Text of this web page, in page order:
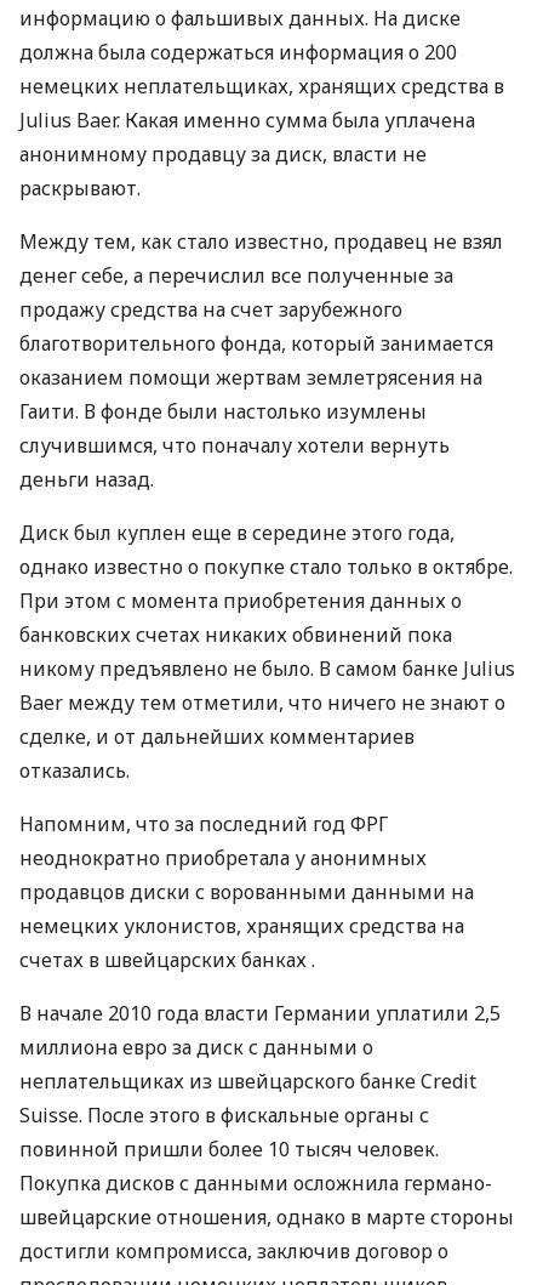
информацию о фальшивых данных. На диске
должна была содержаться информация о 200
немецких неплательщиках, хранящих средства в
Julius Baer. Какая именно сумма была уплачена
анонимному продавцу за диск, власти не
раскрывают.
Между тем, как стало известно, продавец не взял
денег себе, а перечислил все полученные за
продажу средства на счет зарубежного
благотворительного фонда, который занимается
оказанием помощи жертвам землетрясения на
Гаити. В фонде были настолько изумлены
случившимся, что поначалу хотели вернуть
деньги назад.
Диск был куплен еще в середине этого года,
однако известно о покупке стало только в октябре.
При этом с момента приобретения данных о
банковских счетах никаких обвинений пока
никому предъявлено не было. В самом банке Julius
Baer между тем отметили, что ничего не знают о
сделке, и от дальнейших комментариев
отказались.
Напомним, что за последний год ФРГ
неоднократно приобретала у анонимных
продавцов диски с ворованными данными на
немецких уклонистов, хранящих средства на
счетах в швейцарских банках .
В начале 2010 года власти Германии уплатили 2,5
миллиона евро за диск с данными о
неплательщиках из швейцарского банке Credit
Suisse. После этого в фискальные органы с
повинной пришли более 10 тысяч человек.
Покупка дисков с данными осложнила германо-
швейцарские отношения, однако в марте стороны
достигли компромисса, заключив договор о